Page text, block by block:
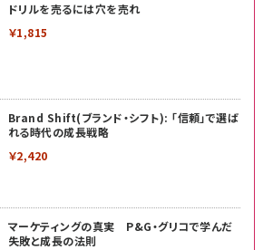
ドリルを売るには穴を売れ
￥1,815
Brand Shift(ブランド・シフト): 「信頼」で選ば
れる時代の成長戦略
￥2,420
マーケティングの真実 P&G・グリコで学んだ
失敗と成長の法則